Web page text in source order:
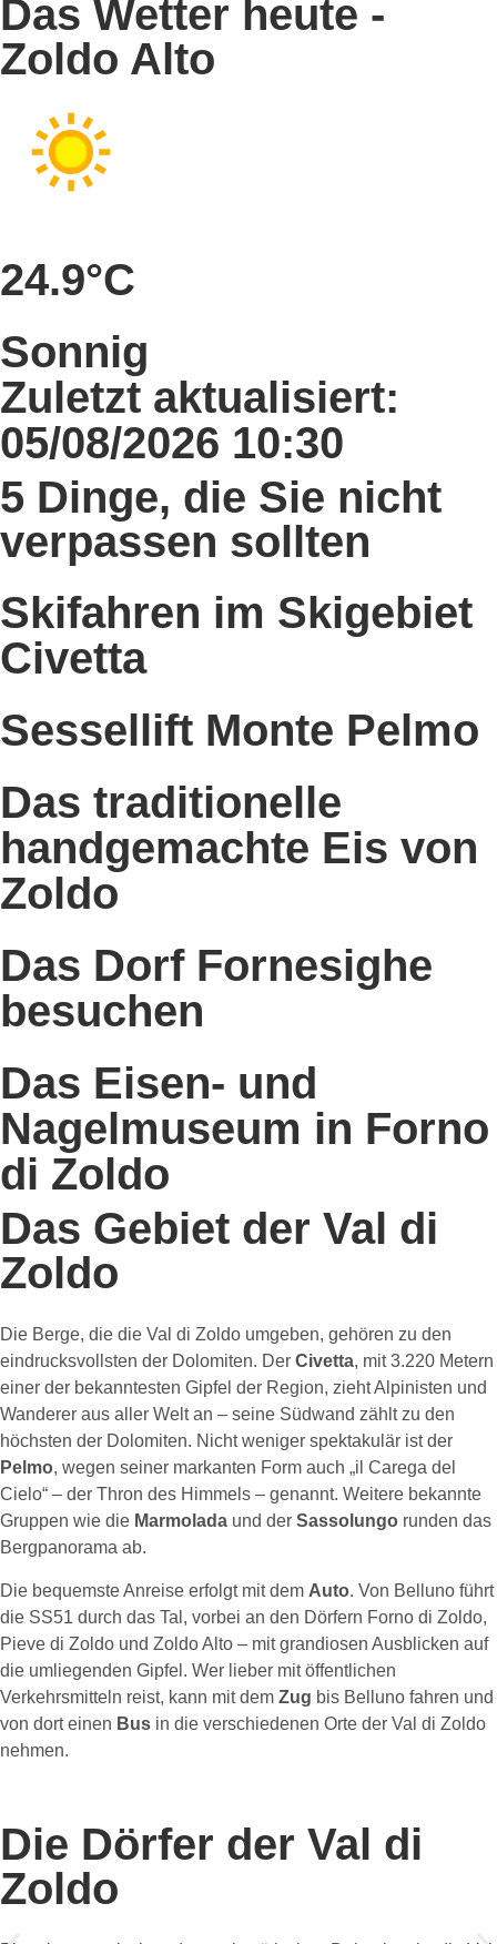
Das Wetter heute -
Zoldo Alto
24.9°C
Sonnig
Zuletzt aktualisiert:
05/08/2026 10:30
5 Dinge, die Sie nicht
verpassen sollten
Skifahren im Skigebiet
Civetta
Sessellift Monte Pelmo
Das traditionelle
handgemachte Eis von
Zoldo
Das Dorf Fornesighe
besuchen
Das Eisen- und
Nagelmuseum in Forno
di Zoldo
Das Gebiet der Val di
Zoldo
Die Berge, die die Val di Zoldo umgeben, gehören zu den
eindrucksvollsten der Dolomiten. Der Civetta, mit 3.220 Metern
einer der bekanntesten Gipfel der Region, zieht Alpinisten und
Wanderer aus aller Welt an – seine Südwand zählt zu den
höchsten der Dolomiten. Nicht weniger spektakulär ist der
Pelmo, wegen seiner markanten Form auch „il Carega del
Cielo“ – der Thron des Himmels – genannt. Weitere bekannte
Gruppen wie die Marmolada und der Sassolungo runden das
Bergpanorama ab.
Die bequemste Anreise erfolgt mit dem Auto. Von Belluno führt
die SS51 durch das Tal, vorbei an den Dörfern Forno di Zoldo,
Pieve di Zoldo und Zoldo Alto – mit grandiosen Ausblicken auf
die umliegenden Gipfel. Wer lieber mit öffentlichen
Verkehrsmitteln reist, kann mit dem Zug bis Belluno fahren und
von dort einen Bus in die verschiedenen Orte der Val di Zoldo
nehmen.
Die Dörfer der Val di
Zoldo